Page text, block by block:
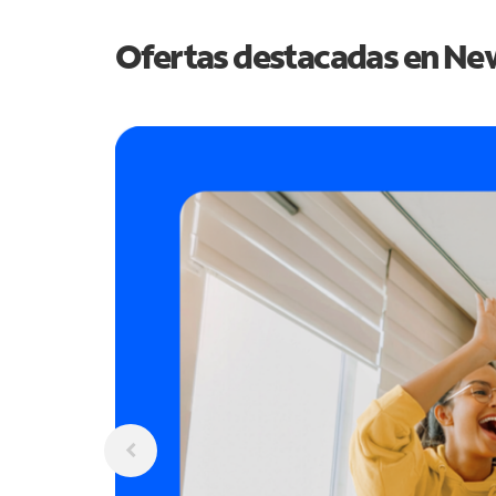
Ofertas destacadas en